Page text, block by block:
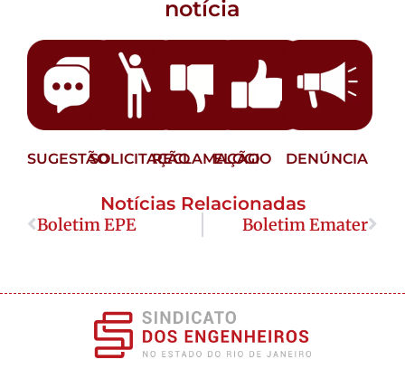
notícia
SUGESTÃOSOLICITAÇÃORECLAMAÇÃO
ELOGIO DENÚNCIA
Notícias Relacionadas
Boletim EPE Boletim Emater